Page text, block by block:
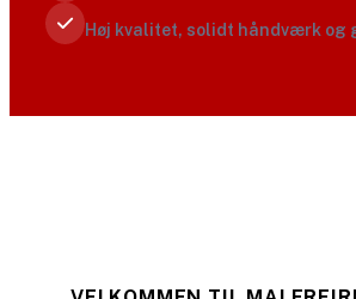
Høj kvalitet, solidt håndværk og